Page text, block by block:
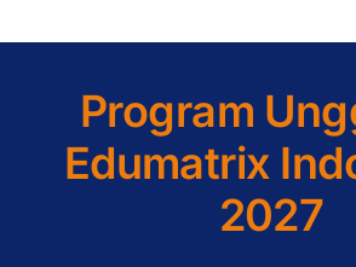
Program
Edumatrix
2027